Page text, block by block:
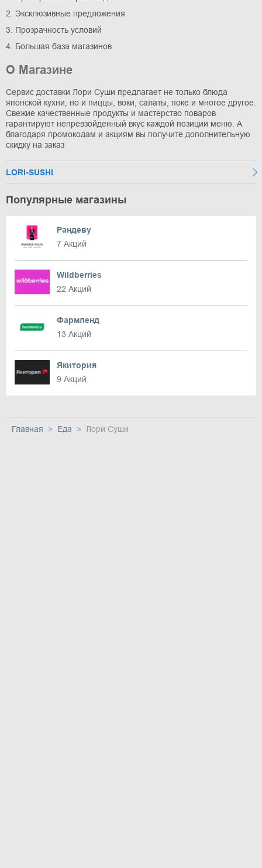
2. Эксклюзивные предложения
3. Прозрачность условий
4. Большая база магазинов
О Магазине
Сервис доставки Лори Суши предлагает не только блюда
японской кухни, но и пиццы, воки, салаты, поке и многое другое.
Свежие качественные продукты и мастерство поваров
гарантируют непревзойденный вкус каждой позиции меню. А
благодаря промокодам и акциям вы получите дополнительную
скидку на заказ
LORI-SUSHI
Популярные магазины
Рандеву
7 Акций
Wildberries
22 Акций
Фармленд
13 Акций
Якитория
9 Акций
Главная Еда Лори Суши